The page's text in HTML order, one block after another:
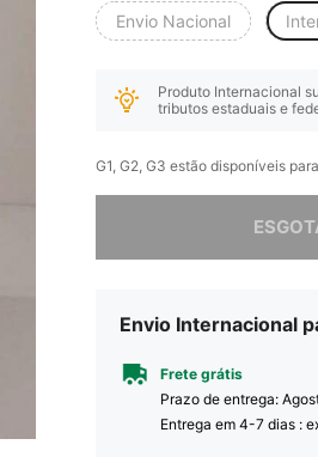
Envio Nacional
Produto Internacional
tributos estaduais e
G1, G2, G3 estão disponíveis para
Envio Internacional
Frete grátis
Prazo de entrega:
Entrega em 4-7 dias :